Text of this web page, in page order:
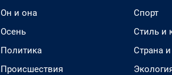
Он и она
Осень
Политика
Происшествия
Спорт
Стиль и
Страна